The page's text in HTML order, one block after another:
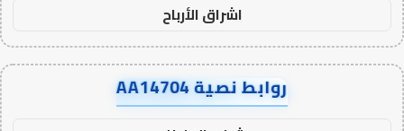
اشراق الأرباح
روابط نصية AA14704